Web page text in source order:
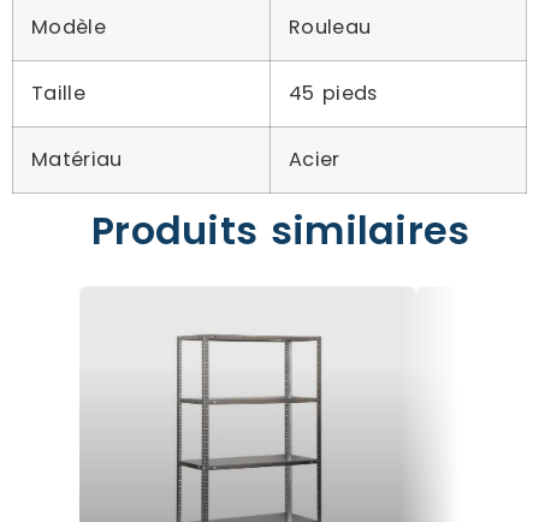
Modèle Rouleau
Taille 45 pieds
Matériau Acier
Produits similaires